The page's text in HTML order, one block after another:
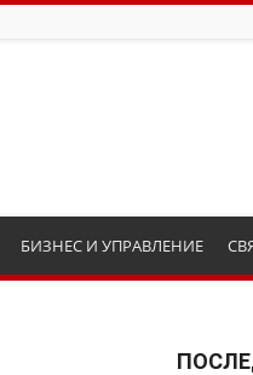
БИЗНЕС И УПРАВЛЕНИЕ